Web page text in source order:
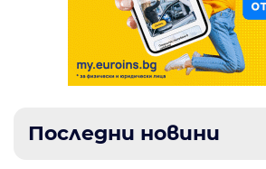
Последни новини